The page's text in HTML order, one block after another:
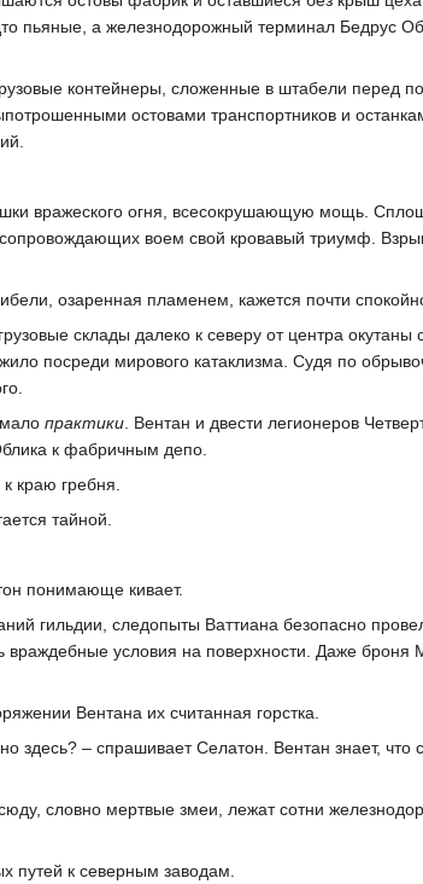
пьяные, а железнодорожный терминал Бедрус
контейнеры, сложенные в штабели
остовами транспортников и
вражеского огня, всесокрушающую мощь.
воем свой кровавый триумф.
озаренная пламенем, кажется почти
склады далеко к северу от центра
посреди мирового катаклизма. Судя по
практики. Вентан и двести легионеров
к фабричным депо.
краю гребня.
тайной.
понимающе кивает.
гильдии, следопыты Ваттиана безопасно
враждебные условия на поверхности. Даже
Вентана их считанная горстка.
– спрашивает Селатон. Вентан знает, что
словно мертвые змеи, лежат сотни
путей к северным заводам.